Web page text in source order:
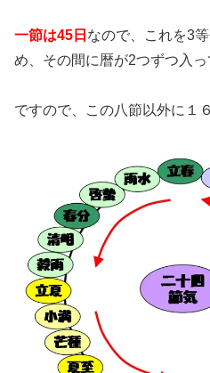
一節は45日 なので、これを3
め、その間に暦が2つずつ入っ
ですので、この八節以外に１